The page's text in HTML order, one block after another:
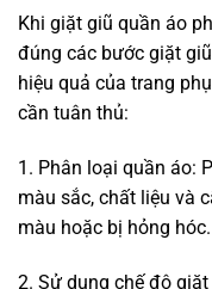
Khi giặt giũ quần áo
đúng các bước giặt
hiệu quả của trang
cần tuân thủ:
1. Phân loại quần áo:
màu sắc, chất liệu và
màu hoặc bị hỏng hóc.
2. Sử dụng chế độ